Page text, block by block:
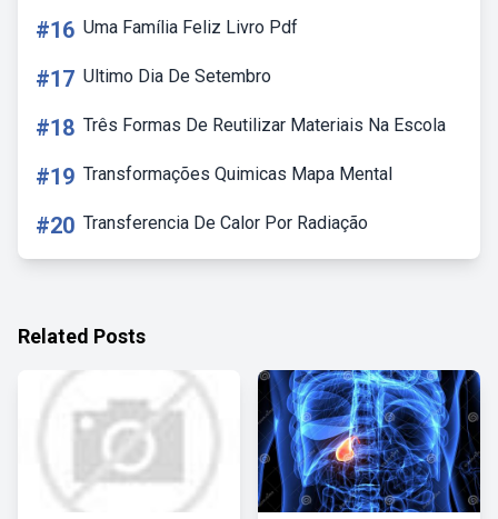
#16 Uma Família Feliz Livro Pdf
#17 Ultimo Dia De Setembro
#18 Três Formas De Reutilizar Materiais Na Escola
#19 Transformações Quimicas Mapa Mental
#20 Transferencia De Calor Por Radiação
Related Posts